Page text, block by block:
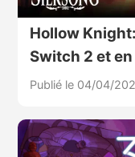
Hollow
Switch 2 et
Publié le 04/04/